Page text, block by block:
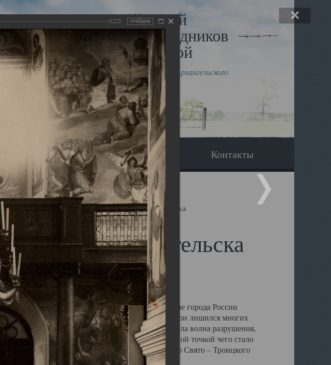
Виртуальный музей
Новомучеников и исповедников
Земли Архангельской
Сайт создан по благословлению митрополита Архангельского
и Холмогорского Даниила
Галерея Вопрос-ответ Контакты
Архангельска Свято-Троицкий собор Архангельска
собор Архангельска
в большей мере, чем другие губернские города России
разрушений, в результате которых он лишился многих
Больше всего по старому Архангельску ударила волна разрушения,
особую силу в конце 20 –х годов. Отправной точкой чего стало
губернии - ансамбля кафедрального Свято – Троицкого
слайдер